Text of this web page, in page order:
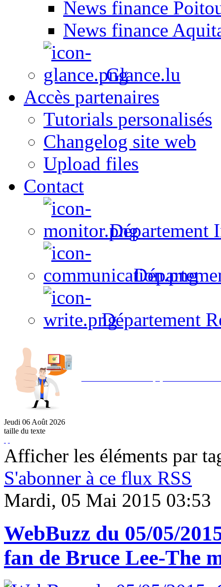
News finance
News finance
Glance.lu
Accès partenaires
Tutorials personalisés
Changelog site web
Upload files
Contact
Département
Département
Jeudi 06 Août 2026
taille du texte
Afficher les éléments par
S'abonner à ce flux RSS
Mardi, 05 Mai 2015 03:53
WebBuzz du 05/05/
fan de Bruce Lee-The